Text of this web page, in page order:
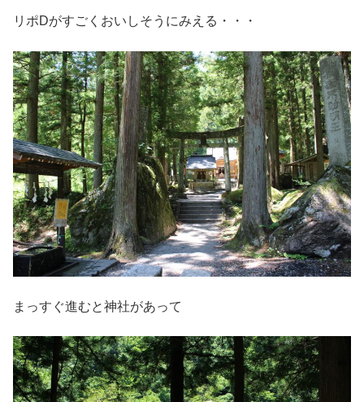
リポDがすごくおいしそうにみえる・・・
まっすぐ進むと神社があって